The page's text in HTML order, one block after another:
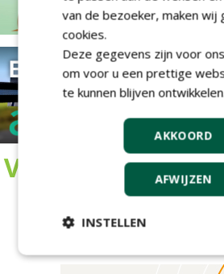
van de bezoeker, maken wij
cookies.
Deze gegevens zijn voor
om voor u een prettige
te kunnen blijven
AKKOORD
AFWIJZEN
INSTELLEN